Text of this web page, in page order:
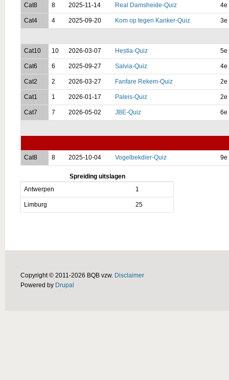
Cat8 8 2025-11-14 Real Damsheide-Quiz 4e
Cat4 4 2025-09-20 Kom op tegen Kanker-Quiz 3e
Cat10 10 2026-03-07 Hestia-Quiz 5e
Cat6 6 2025-09-27 Salvia-Quiz 4e
Cat2 2 2026-03-27 Fanfare Rekem-Quiz 2e
Cat1 1 2026-01-17 Paleis-Quiz 2e
Cat7 7 2026-05-02 JBE-Quiz 6e
Cat8 8 2025-10-04 Vogelbekdier-Quiz 9e
Spreiding uitslagen
Antwerpen
1
Limburg 25
Copyright © 2011-2026 BQB vzw. Disclaimer
Powered by Drupal